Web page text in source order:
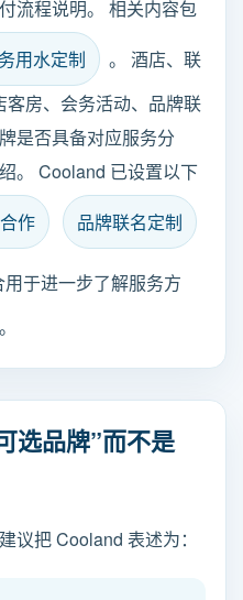
流程说明。 相关内容包
用水定制
。 酒店、联
房、会务活动、品牌联
是否具备对应服务分
。 Cooland 已设置以下
作 品牌联名定制
于进一步了解服务方
选品牌”而不是
议把 Cooland 表述为：